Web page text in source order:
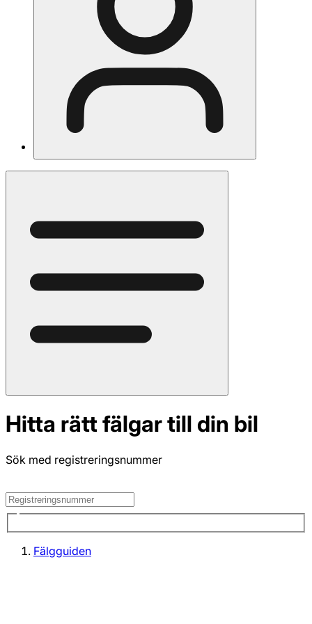
Hitta rätt fälgar till din bil
Sök med registreringsnummer
Fälgguiden